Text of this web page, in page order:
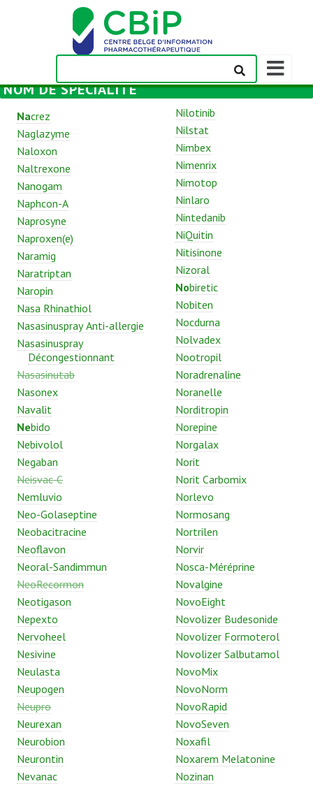
Afficher/
la
NOM DE SPÉCIALITÉ
Nacrez
Naglazyme
Naloxon
Naltrexone
Nanogam
Naphcon-A
Naprosyne
Naproxen(e)
Naramig
Naratriptan
Naropin
Nasa Rhinathiol
Nasasinuspray Anti-allergie
Nasasinuspray
Décongestionnant
Nasasinutab
Nasonex
Navalit
Nebido
Nebivolol
Negaban
Neisvac-C
Nemluvio
Neo-Golaseptine
Neobacitracine
Neoflavon
Neoral-Sandimmun
NeoRecormon
Neotigason
Nepexto
Nervoheel
Nesivine
Neulasta
Neupogen
Neupro
Neurexan
Neurobion
Neurontin
Nevanac
Nilotinib
Nilstat
Nimbex
Nimenrix
Nimotop
Ninlaro
Nintedanib
NiQuitin
Nitisinone
Nizoral
Nobiretic
Nobiten
Nocdurna
Nolvadex
Nootropil
Noradrenaline
Noranelle
Norditropin
Norepine
Norgalax
Norit
Norit Carbomix
Norlevo
Normosang
Nortrilen
Norvir
Nosca-Méréprine
Novalgine
NovoEight
Novolizer Budesonide
Novolizer Formoterol
Novolizer Salbutamol
NovoMix
NovoNorm
NovoRapid
NovoSeven
Noxafil
Noxarem Melatonine
Nozinan